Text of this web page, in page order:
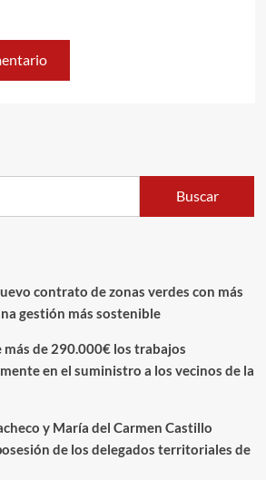
Buscar
contrato de zonas verdes con más
gestión más sostenible
de 290.000€ los trabajos
en el suministro a los vecinos de la
y María del Carmen Castillo
de los delegados territoriales de